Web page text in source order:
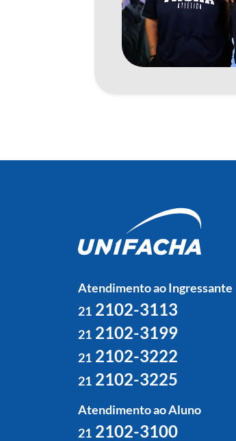
Atendimento ao Ingressante
21 2102-3113
21 2102-3199
21 2102-3222
21 2102-3225
Atendimento ao Aluno
21 2102-3100